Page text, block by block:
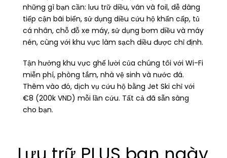
những gì bạn cần: lưu trữ diều, ván và foil, dễ dàng
tiếp cận bãi biển, sử dụng diều cứu hộ khẩn cấp, tủ
cá nhân, chỗ đỗ xe máy, sử dụng bơm diều và máy
nén, cùng với khu vực làm sạch diều được chỉ định.
Tận hưởng khu vực ghế lười của chúng tôi với Wi-Fi
miễn phí, phòng tắm, nhà vệ sinh và nước đá.
Thêm vào đó, dịch vụ cứu hộ bằng Jet Ski chỉ với
€8 (200k VND) mỗi lần cứu. Tất cả đã sẵn sàng
cho bạn.